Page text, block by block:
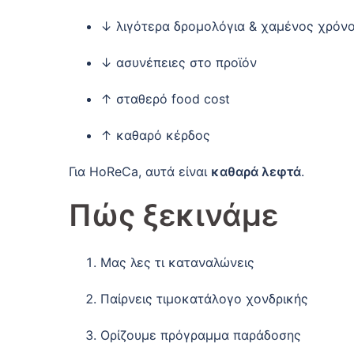
↓ λιγότερα δρομολόγια & χαμένος
↓ ασυνέπειες στο προϊόν
↑ σταθερό food cost
↑ καθαρό κέρδος
Για HoReCa, αυτά είναι καθαρά λεφτά.
Πώς ξεκινάμε
Μας λες τι καταναλώνεις
Παίρνεις τιμοκατάλογο χονδρικής
Ορίζουμε πρόγραμμα παράδοσης